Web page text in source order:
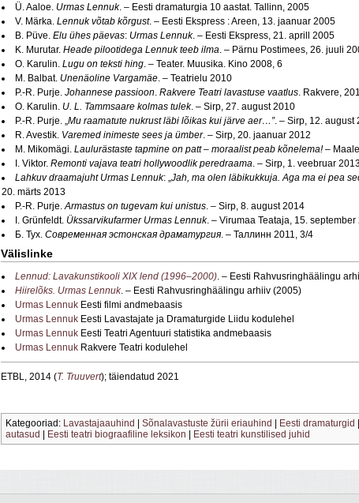
Ü. Aaloe. Urmas Lennuk. – Eesti dramaturgia 10 aastat. Tallinn, 2005
V. Märka. Lennuk võtab kõrgust. – Eesti Ekspress : Areen, 13. jaanuar 2005
B. Püve. Elu ühes päevas: Urmas Lennuk. – Eesti Ekspress, 21. aprill 2005
K. Murutar. Heade pilootidega Lennuk teeb ilma. – Pärnu Postimees, 26. juuli
O. Karulin. Lugu on teksti hing. – Teater. Muusika. Kino 2008, 6
M. Balbat. Unenäoline Vargamäe. – Teatrielu 2010
P.-R. Purje. Johannese passioon. Rakvere Teatri lavastuse vaatlus. Rakvere,
O. Karulin. U. L. Tammsaare kolmas tulek. – Sirp, 27. august 2010
P.-R. Purje. „Mu raamatute nukrust läbi lõikas kui järve aer…”. – Sirp, 12. august
R. Avestik. Varemed inimeste sees ja ümber. – Sirp, 20. jaanuar 2012
M. Mikomägi. Laulurästaste tapmine on patt– moraalist peab kõnelema!–
I. Viktor. Remonti vajava teatri hollywoodlik peredraama. – Sirp, 1. veebruar
Lahkuv draamajuht Urmas Lennuk: „Jah, ma olen läbikukkuja. Aga ma ei pea
20. märts 2013
P.-R. Purje.Armastus on tugevam kui unistus. – Sirp, 8. august 2014
I. Grünfeldt. Ükssarvikufarmer Urmas Lennuk. – Virumaa Teataja, 15. september
Б. Тух. Современная эстонская драматургия. – Таллинн 2011, 3/4
Välislinke
Lennud: Lavakunstikooli XIX lend (1996–2000) . – Eesti Rahvusringhäälingu
Hiirelõks. Urmas Lennuk. – Eesti Rahvusringhäälingu arhiiv (2005)
Urmas Lennuk Eesti filmi andmebaasis
Urmas Lennuk Eesti Lavastajate ja Dramaturgide Liidu kodulehel
Urmas Lennuk Eesti Teatri Agentuuri statistika andmebaasis
Urmas Lennuk Rakvere Teatri kodulehel
ETBL, 2014 (T. Truuvert); täiendatud 2021
Kategooriad: Lavastajaauhind Sõnalavastuste žürii eriauhind Eesti dramaturgid
autasud
Eesti teatri biograafiline leksikon Eesti teatri kunstilised juhid